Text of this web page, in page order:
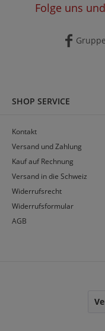
Folge uns
Gruppe
SHOP SERVICE
Kontakt
Versand und Zahlung
Kauf auf Rechnung
Versand in die Schweiz
Widerrufsrecht
Widerrufsformular
AGB